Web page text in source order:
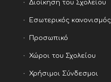
Διοίκηση του Σχολείου
Εσωτερικός κανονισμός
Προσωπικό
Χώροι του Σχολείου
Χρήσιμοι Σύνδεσμοι